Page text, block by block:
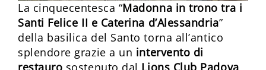
La cinquecentesca “Madonna in trono tra i
Santi Felice II e Caterina d’Alessandria”
della basilica del Santo torna all’antico
splendore grazie a un intervento di
restauro sostenuto dal Lions Club Padova